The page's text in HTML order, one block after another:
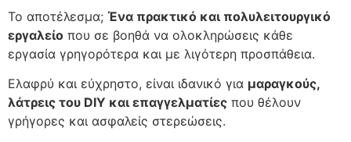
Το αποτέλεσμα; Ένα πρακτικό και πολυλειτουργικό
εργαλείο που σε βοηθά να ολοκληρώσεις κάθε
εργασία γρηγορότερα και με λιγότερη προσπάθεια.
Ελαφρύ και εύχρηστο, είναι ιδανικό για μαραγκούς,
λάτρεις του DIY και επαγγελματίες που θέλουν
γρήγορες και ασφαλείς στερεώσεις.